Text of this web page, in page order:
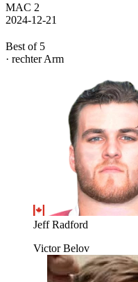
MAC 2
2024-12-21
Best of 5
· rechter Arm
Jeff Radford
Victor Belov